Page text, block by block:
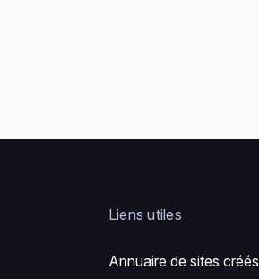
Liens utiles
Annuaire de sites créés